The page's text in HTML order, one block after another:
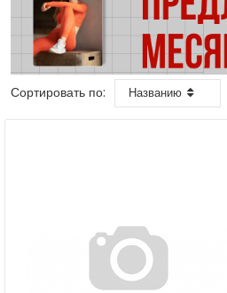
Сортировать по: Названию